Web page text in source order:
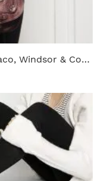
Windsor & Co…